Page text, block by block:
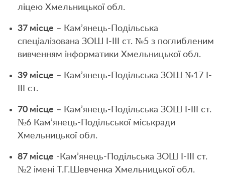
ліцею Хмельницької обл.
37 місце – Кам’янець-Подільська
спеціалізована ЗОШ I-III ст. №5 з поглибленим
вивченням інформатики Хмельницької обл.
39 місце – Кам’янець-Подільська ЗОШ №17 I-
III ст.
70 місце – Кам’янець-Подільська ЗОШ I-III ст.
№6 Кам’янець-Подільської міськради
Хмельницької обл.
87 місце -Кам’янець-Подільська ЗОШ I-ІІІ ст.
№2 імені Т.Г.Шевченка Хмельницької обл.